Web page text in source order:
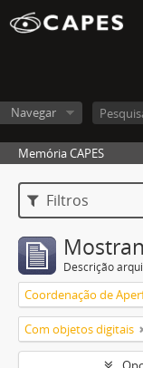
Navegar
Memória CAPES
Filtros
Descrição
Com objetos digitais